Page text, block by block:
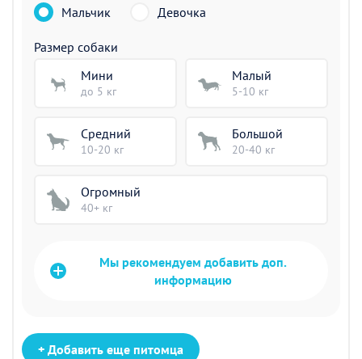
Мальчик
Девочка
Размер собаки
Мини
до 5 кг
Малый
5-10 кг
Средний
10-20 кг
Большой
20-40 кг
Огромный
40+ кг
Мы рекомендуем добавить доп.
информацию
+ Добавить еще питомца